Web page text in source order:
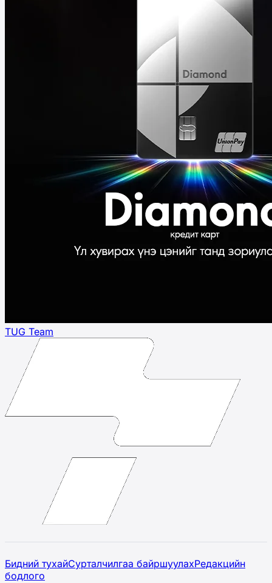
TUG Team
Бидний тухайСурталчилгаа байршуулахРедакцийн
бодлого